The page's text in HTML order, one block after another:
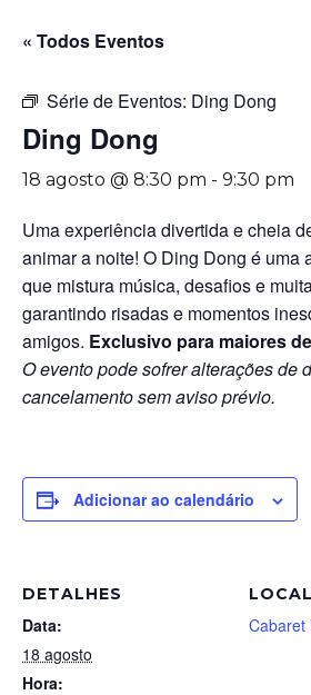
« Todos Eventos
Série de Eventos: Ding Dong
Ding Dong
18 agosto @ 8:30 pm - 9:30 pm
Uma experiência divertida e cheia
animar a noite! O Ding Dong é uma
que mistura música, desafios e
garantindo risadas e momentos
amigos. Exclusivo para maiores
O evento pode sofrer alterações de
cancelamento sem aviso prévio.
Adicionar ao calendário
DETALHES
Data:
18 agosto
Hora:
LOCAL
Cabaret